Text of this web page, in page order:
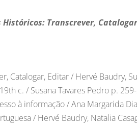
Transcrever,
Editar / Hervé Baudry,
c. / Susana Tavares Pedro p.
à informação / Ana Margarida
/ Hervé Baudry, Natalia